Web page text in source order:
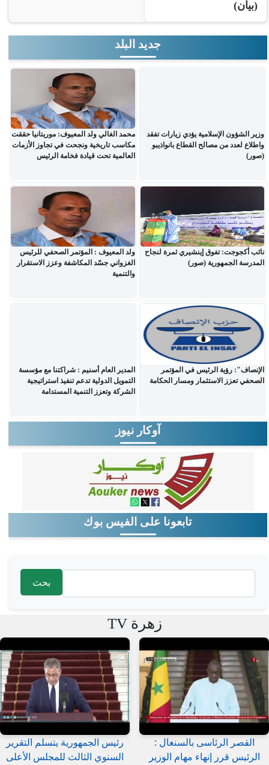
(بيان)
جديد البلد
وزير الشؤون الإسلامية يؤدي زيارات تفقد
واطلاع لعدد من مصالح القطاع بانواذيبو
(صور)
محمد الغالي ولد المعيوف: موريتانيا حققت
مكاسب تاريخية ونجحت في تجاوز الأزمات
العالمية تحت قيادة فخامة الرئيس
نائب أكجوجت: تفوق إينشيري ثمرة لنجاح
المدرسة الجمهورية (صور)
ولد المعيوف : المؤتمر الصحفي للرئيس
الغزواني جسّد المكاشفة وعزز الاستقرار
والتنمية
الإنصاف": رؤية الرئيس في المؤتمر
الصحفي تعزز الاستثمار ومسار الحكامة
المدير العام أسنيم : شراكتنا مع مؤسسة
التمويل الدولية تدعم تنفيذ استراتيجية
الشركة وتعزز التنمية المستدامة
آوكار نيوز
تابعونا على الفيس بوك
‏بحث ‏
زهرة TV
القصر الرئاسى بالسنغال :
الرئيس قرر إنهاء مهام الوزير
رئيس الجمهورية يتسلم التقرير
السنوي الثالث للمجلس الأعلى